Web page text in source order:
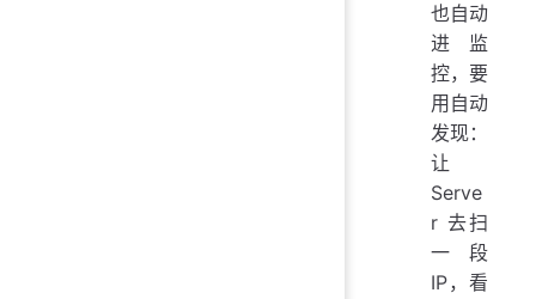
也自动
进监
控，要
用自动
发现：
让
Serve
r 去扫
一段
IP，看